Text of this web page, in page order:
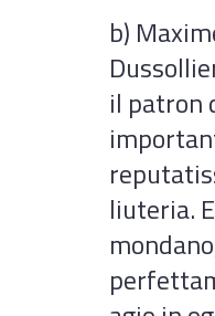
b)
il patron
liuteria.